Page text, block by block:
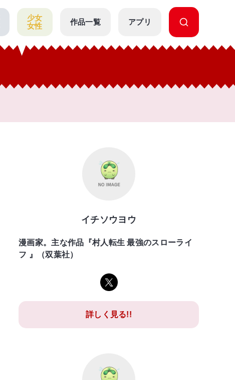
少女
女性
作品一覧 アプリ
イチソウヨウ
漫画家。主な作品『村人転生 最強のスローライ
フ 』（双葉社）
詳しく見る!!